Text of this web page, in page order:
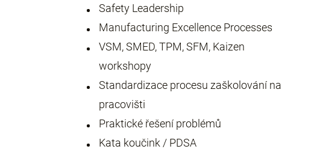
Safety Leadership
Manufacturing Excellence Processes
VSM, SMED, TPM, SFM, Kaizen
workshopy
Standardizace procesu zaškolování na
pracovišti
Praktické řešení problémů
Kata koučink / PDSA